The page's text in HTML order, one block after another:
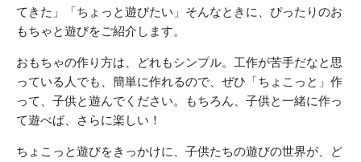
てきた」「ちょっと遊びたい」そんなときに、ぴったりのお
もちゃと遊びをご紹介します。
おもちゃの作り方は、どれもシンプル。工作が苦手だなと思
っている人でも、簡単に作れるので、ぜひ「ちょこっと」作
って、子供と遊んでください。もちろん、子供と一緒に作っ
て遊べば、さらに楽しい！
ちょこっと遊びをきっかけに、子供たちの遊びの世界が、ど